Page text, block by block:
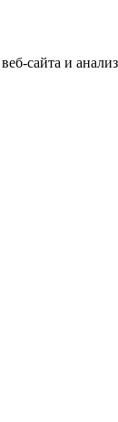
сайта и